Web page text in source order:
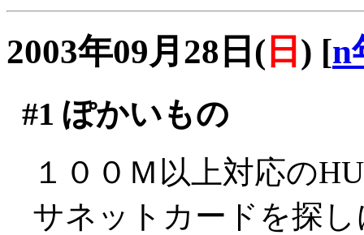
2003年09月28日( 日 ) [n
#1 ぽかいもの
１００Ｍ以上対応の
サネットカードを探